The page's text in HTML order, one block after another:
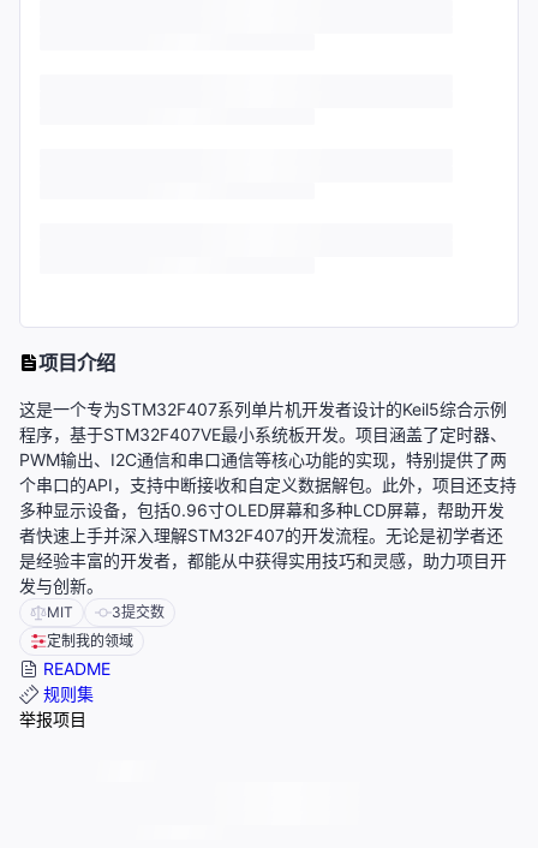
项目介绍
这是一个专为STM32F407系列单片机开发者设计的Keil5综合示例
程序，基于STM32F407VE最小系统板开发。项目涵盖了定时器、
PWM输出、I2C通信和串口通信等核心功能的实现，特别提供了两
个串口的API，支持中断接收和自定义数据解包。此外，项目还支持
多种显示设备，包括0.96寸OLED屏幕和多种LCD屏幕，帮助开发
者快速上手并深入理解STM32F407的开发流程。无论是初学者还
是经验丰富的开发者，都能从中获得实用技巧和灵感，助力项目开
发与创新。
MIT 3提交数
定制我的领域
README
规则集
举报项目